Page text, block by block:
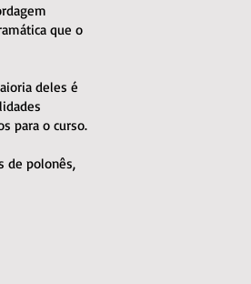
que o
deles é
para o curso.
de polonês,